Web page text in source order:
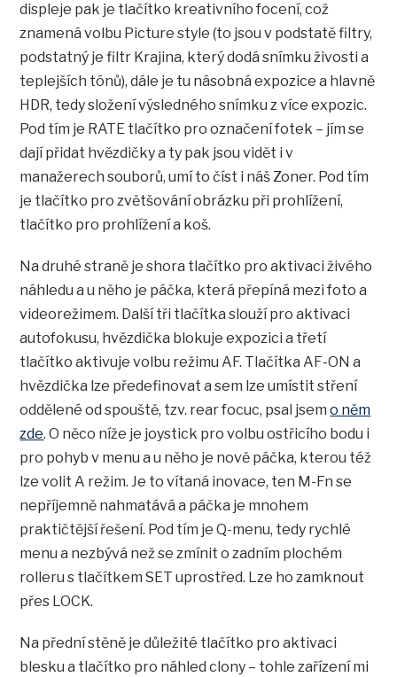
displeje pak je tlačítko kreativního focení, což
znamená volbu Picture style (to jsou v podstatě filtry,
podstatný je filtr Krajina, který dodá snímku živosti a
teplejších tónů), dále je tu násobná expozice a hlavně
HDR, tedy složení výsledného snímku z více expozic.
Pod tím je RATE tlačítko pro označení fotek – jím se
dají přidat hvězdičky a ty pak jsou vidět i v
manažerech souborů, umí to číst i náš Zoner. Pod tím
je tlačítko pro zvětšování obrázku při prohlížení,
tlačítko pro prohlížení a koš.
Na druhé straně je shora tlačítko pro aktivaci živého
náhledu a u něho je páčka, která přepíná mezi foto a
videorežimem. Další tři tlačítka slouží pro aktivaci
autofokusu, hvězdička blokuje expozici a třetí
tlačítko aktivuje volbu režimu AF. Tlačítka AF-ON a
hvězdička lze předefinovat a sem lze umístit stření
oddělené od spouště, tzv. rear focuc, psal jsemo něm
zde. O něco níže je joystick pro volbu ostřicího bodu i
pro pohyb v menu a u něho je nově páčka, kterou též
lze volit A režim. Je to vítaná inovace, ten M-Fn se
nepříjemně nahmatává a páčka je mnohem
praktičtější řešení. Pod tím je Q-menu, tedy rychlé
menu a nezbývá než se zmínit o zadním plochém
rolleru s tlačítkem SET uprostřed. Lze ho zamknout
přes LOCK.
Na přední stěně je důležité tlačítko pro aktivaci
blesku a tlačítko pro náhled clony – tohle zařízení mi